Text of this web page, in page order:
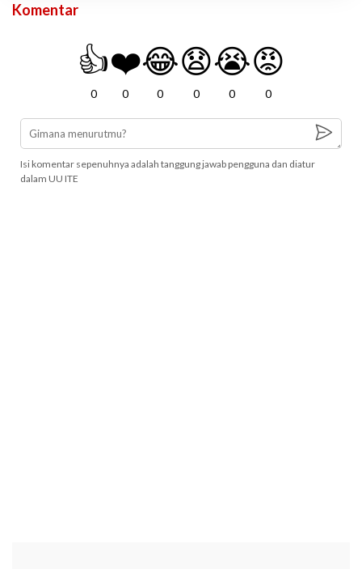
Komentar
👍
0
❤️
0
😂
0
😧
0
😭
0
😡
0
Isi komentar sepenuhnya adalah tanggung jawab pengguna dan diatur
dalam UU ITE